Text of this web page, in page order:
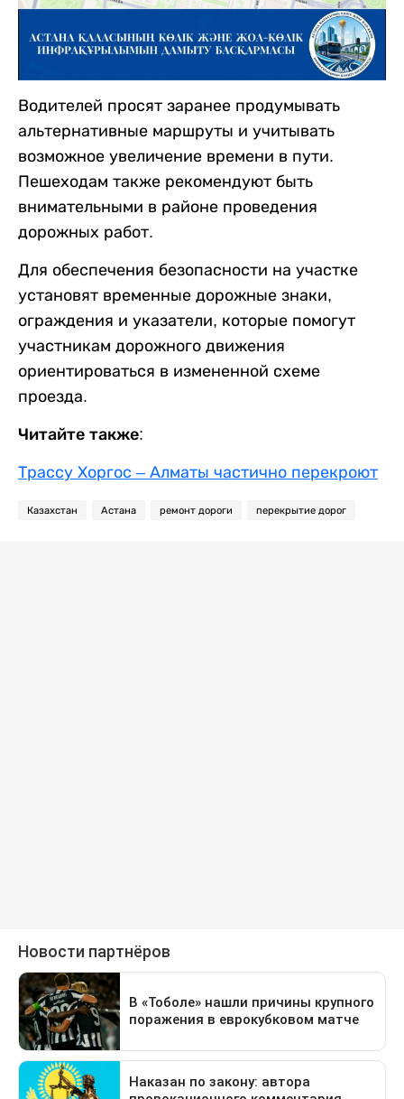
Водителей просят заранее продумывать
альтернативные маршруты и учитывать
возможное увеличение времени в пути.
Пешеходам также рекомендуют быть
внимательными в районе проведения
дорожных работ.
Для обеспечения безопасности на участке
установят временные дорожные знаки,
ограждения и указатели, которые помогут
участникам дорожного движения
ориентироваться в измененной схеме
проезда.
Читайте также:
Трассу Хоргос – Алматы частично перекроют
Казахстан Астана ремонт дороги перекрытие дорог